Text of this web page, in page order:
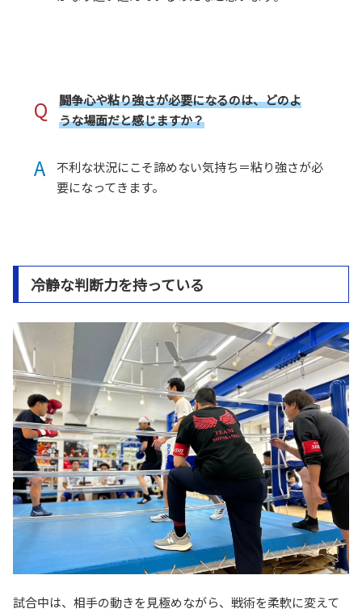
Q
闘争心や粘り強さが必要になるのは、どのよ
うな場面だと感じますか？
A
不利な状況にこそ諦めない気持ち＝粘り強さが必
要になってきます。
冷静な判断力を持っている
試合中は、相手の動きを見極めながら、戦術を柔軟に変えて